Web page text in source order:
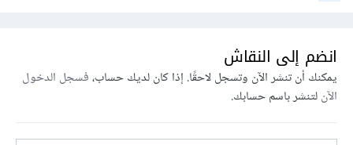
انضم إلى النقاش
يمكنك أن تنشر الآن وتسجل لاحقًا. إذا كان لديك حساب،فسجل الدخول
الآنلتنشر باسم حسابك.